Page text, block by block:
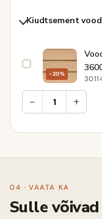
Kiudtsement
−20%
− +
04 · VAATA KA
Sulle